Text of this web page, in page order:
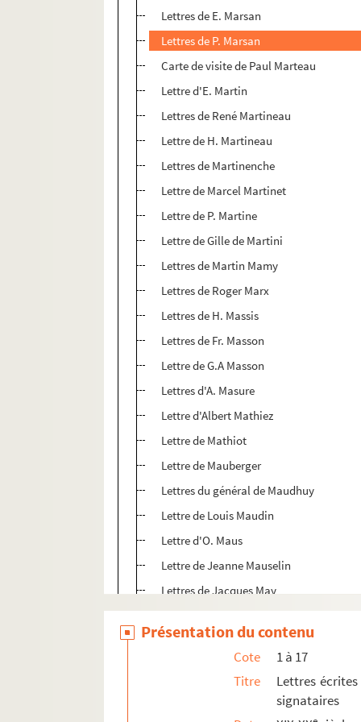
Lettres de E. Marsan
Lettres de P. Marsan
Carte de visite de Paul Marteau
Lettre d'E. Martin
Lettres de René Martineau
Lettre de H. Martineau
Lettres de Martinenche
Lettre de Marcel Martinet
Lettre de P. Martine
Lettre de Gille de Martini
Lettres de Martin Mamy
Lettres de Roger Marx
Lettres de H. Massis
Lettres de Fr. Masson
Lettre de G.A Masson
Lettres d'A. Masure
Lettre d'Albert Mathiez
Lettre de Mathiot
Lettre de Mauberger
Lettres du général de Maudhuy
Lettre de Louis Maudin
Lettre d'O. Maus
Lettre de Jeanne Mauselin
Lettres de Jacques May
Carte de visite d'Henri Mayer
Lettre de Jacques Mayer
Lettre de Mayniel
Lettre de Mayor
Présentation du contenu
Cote
1 à 17
Titre
Lettres
signataires